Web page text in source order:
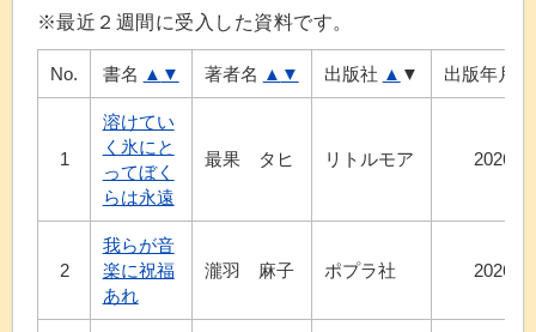
※最近２週間に受入した資料です。
No. 書名 ▲ ▼ 著者名 ▲ ▼ 出版社 ▲ ▼ 出版年月
1
溶けてい
く氷にと
ってぼく
らは永遠
最果 タヒ リトルモア 2026.6
2
我らが音
楽に祝福
あれ
瀧羽 麻子 ポプラ社 2026.7